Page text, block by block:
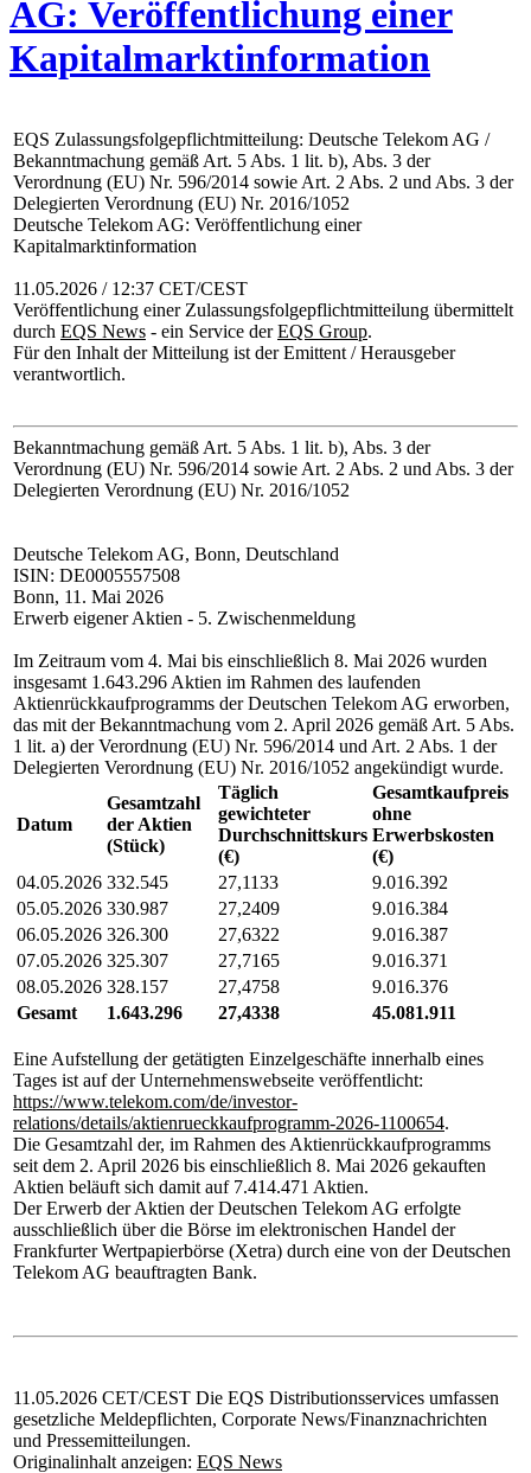
AG: Veröffentlichung einer
Kapitalmarktinformation
EQS Zulassungsfolgepflichtmitteilung: Deutsche Telekom AG /
Bekanntmachung gemäß Art. 5 Abs. 1 lit. b), Abs. 3 der
Verordnung (EU) Nr. 596/2014 sowie Art. 2 Abs. 2 und Abs. 3 der
Delegierten Verordnung (EU) Nr. 2016/1052
Deutsche Telekom AG: Veröffentlichung einer
Kapitalmarktinformation
11.05.2026 / 12:37 CET/CEST
Veröffentlichung einer Zulassungsfolgepflichtmitteilung übermittelt
durch EQS News - ein Service derEQS Group.
Für den Inhalt der Mitteilung ist der Emittent / Herausgeber
verantwortlich.
Bekanntmachung gemäß Art. 5 Abs. 1 lit. b), Abs. 3 der
Verordnung (EU) Nr. 596/2014 sowie Art. 2 Abs. 2 und Abs. 3 der
Delegierten Verordnung (EU) Nr. 2016/1052
Deutsche Telekom AG, Bonn, Deutschland
ISIN: DE0005557508
Bonn, 11. Mai 2026
Erwerb eigener Aktien - 5. Zwischenmeldung
Im Zeitraum vom 4. Mai bis einschließlich 8. Mai 2026 wurden
insgesamt 1.643.296 Aktien im Rahmen des laufenden
Aktienrückkaufprogramms der Deutschen Telekom AG erworben,
das mit der Bekanntmachung vom 2. April 2026 gemäß Art. 5 Abs.
1 lit. a) der Verordnung (EU) Nr. 596/2014 und Art. 2 Abs. 1 der
Delegierten Verordnung (EU) Nr. 2016/1052 angekündigt wurde.
Datum
Gesamtzahl
der Aktien
(Stück)
Täglich
gewichteter
Durchschnittskurs
(€)
Gesamtkaufpreis
ohne
Erwerbskosten
(€)
04.05.2026 332.545 27,1133
9.016.392
05.05.2026 330.987 27,2409
9.016.384
06.05.2026 326.300 27,6322
9.016.387
07.05.2026 325.307 27,7165
9.016.371
08.05.2026 328.157 27,4758
9.016.376
Gesamt
1.643.296 27,4338 45.081.911
Eine Aufstellung der getätigten Einzelgeschäfte innerhalb eines
Tages ist auf der Unternehmenswebseite veröffentlicht:
https://www.telekom.com/de/investor-
relations/details/aktienrueckkaufprogramm-2026-1100654.
Die Gesamtzahl der, im Rahmen des Aktienrückkaufprogramms
seit dem 2. April 2026 bis einschließlich 8. Mai 2026 gekauften
Aktien beläuft sich damit auf 7.414.471 Aktien.
Der Erwerb der Aktien der Deutschen Telekom AG erfolgte
ausschließlich über die Börse im elektronischen Handel der
Frankfurter Wertpapierbörse (Xetra) durch eine von der Deutschen
Telekom AG beauftragten Bank.
11.05.2026 CET/CEST Die EQS Distributionsservices umfassen
gesetzliche Meldepflichten, Corporate News/Finanznachrichten
und Pressemitteilungen.
Originalinhalt anzeigen: EQS News